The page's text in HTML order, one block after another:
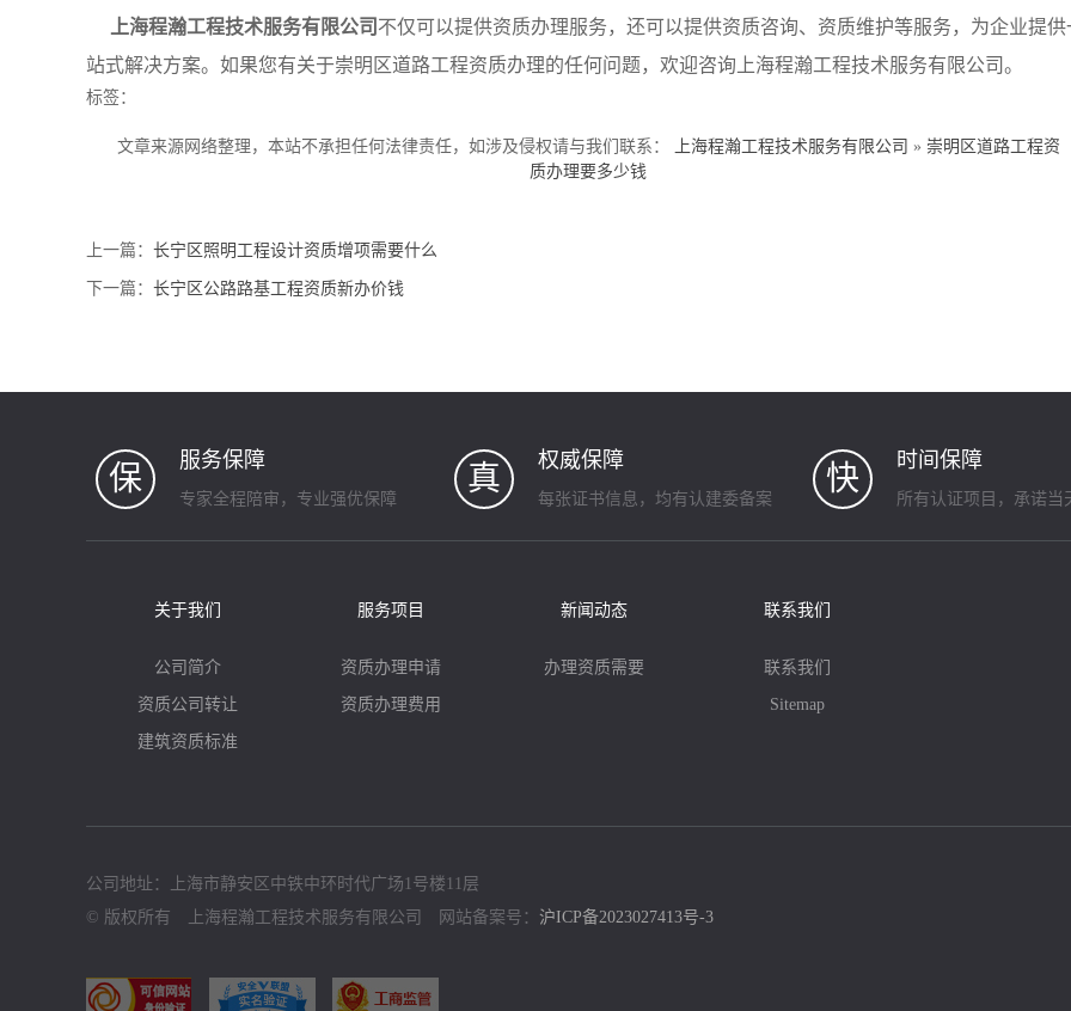
上海程瀚工程技术服务有限公司 不仅可以提供资质办理服务，还可以提供资质咨询、资质维护等服务，为企业提供
站式解决方案。如果您有关于崇明区道路工程资质办理的任何问题，欢迎咨询上海程瀚工程技术服务有限公司。
标签：
文章来源网络整理，本站不承担任何法律责任，如涉及侵权请与我们联系： 上海程瀚工程技术服务有限公司 » 崇明区道路工程资
质办理要多少钱
上一篇： 长宁区照明工程设计资质增项需要什么
下一篇： 长宁区公路路基工程资质新办价钱
保 服务保障
专家全程陪审，专业强优保障
真 权威保障
每张证书信息，均有认建委备案
快 时间保障
所有认证项目，承诺当
关于我们
公司简介
资质公司转让
建筑资质标准
服务项目
资质办理申请
资质办理费用
新闻动态
办理资质需要
联系我们
联系我们
Sitemap
公司地址：上海市静安区中铁中环时代广场1号楼11层
© 版权所有 上海程瀚工程技术服务有限公司 网站备案号： 沪ICP备2023027413号-3